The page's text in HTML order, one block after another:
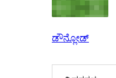
ಡೌನ್ಲೋಡ್